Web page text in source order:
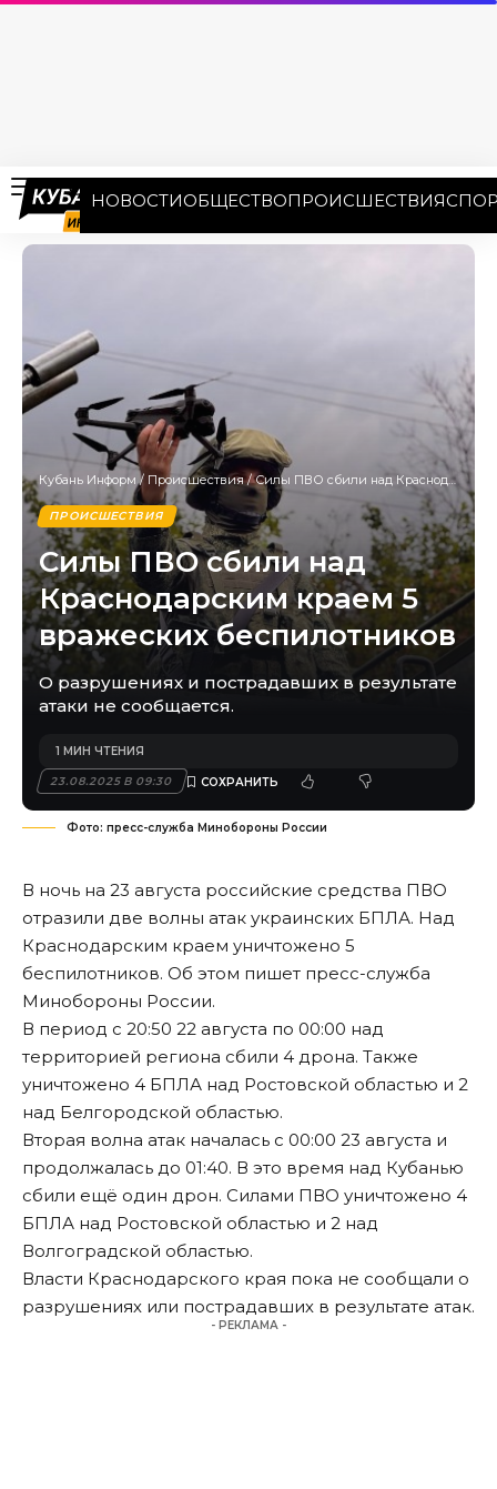
НОВОСТИОБЩЕСТВОПРОИСШЕСТВИЯ
Кубань Информ/ Происшествия/Силы ПВО сбили над Краснодарским краем 5 вражеских беспилотников
ПРОИСШЕСТВИЯ
Силы ПВО сбили над
Краснодарским краем 5
вражеских беспилотников
О разрушениях и пострадавших в результате
атаки не сообщается.
23.08.2025 В 09:30
1 МИН ЧТЕНИЯ
Фото: пресс-служба Минобороны России
В ночь на 23 августа российские средства ПВО
отразили две волны атак украинских БПЛА. Над
Краснодарским краем уничтожено 5
беспилотников. Об этом пишет пресс-служба
Минобороны России.
В период с 20:50 22 августа по 00:00 над
территорией региона сбили 4 дрона. Также
уничтожено 4 БПЛА над Ростовской областью и 2
над Белгородской областью.
Вторая волна атак началась с 00:00 23 августа и
продолжалась до 01:40. В это время над Кубанью
сбили ещё один дрон. Силами ПВО уничтожено 4
БПЛА над Ростовской областью и 2 над
Волгоградской областью.
Власти Краснодарского края пока не сообщали о
разрушениях или пострадавших в результате атак.
- РЕКЛАМА -